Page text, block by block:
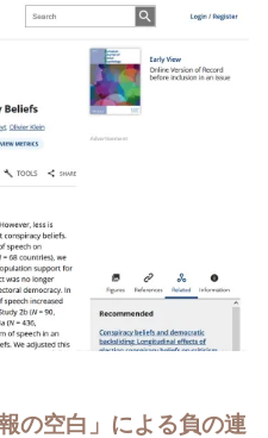
の空白」による負の連